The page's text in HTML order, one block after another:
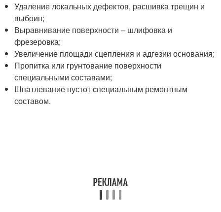
Удаление локальных дефектов, расшивка трещин и
выбоин;
Выравнивание поверхности – шлифовка и
фрезеровка;
Увеличение площади сцепления и адгезии основания;
Пропитка или грунтование поверхности
специальными составами;
Шпатлевание пустот специальным ремонтным
составом.